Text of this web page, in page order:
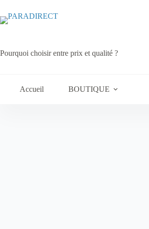
contenu
Pourquoi choisir entre prix et qualité ?
Accueil BOUTIQUE